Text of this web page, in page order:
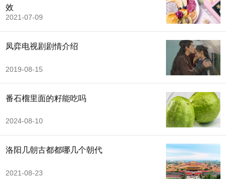
效
2021-07-09
凤弈电视剧剧情介绍
2019-08-15
番石榴里面的籽能吃吗
2024-08-10
洛阳几朝古都都哪几个朝代
2021-08-23